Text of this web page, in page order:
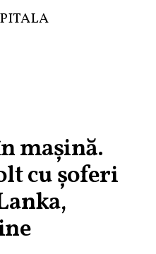
mașină.
cu șoferi